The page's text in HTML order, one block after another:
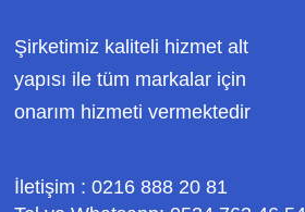
Şirketimiz kaliteli hizmet alt
yapısı ile tüm markalar için
onarım hizmeti vermektedir
İletişim : 0216 888 20 81